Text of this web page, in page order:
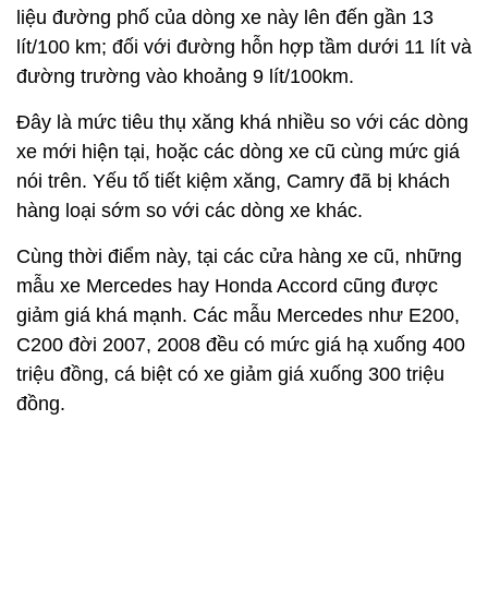
liệu đường phố của dòng xe này lên đến gần 13
lít/100 km; đối với đường hỗn hợp tầm dưới 11 lít và
đường trường vào khoảng 9 lít/100km.
Đây là mức tiêu thụ xăng khá nhiều so với các dòng
xe mới hiện tại, hoặc các dòng xe cũ cùng mức giá
nói trên. Yếu tố tiết kiệm xăng, Camry đã bị khách
hàng loại sớm so với các dòng xe khác.
Cùng thời điểm này, tại các cửa hàng xe cũ, những
mẫu xe Mercedes hay Honda Accord cũng được
giảm giá khá mạnh. Các mẫu Mercedes như E200,
C200 đời 2007, 2008 đều có mức giá hạ xuống 400
triệu đồng, cá biệt có xe giảm giá xuống 300 triệu
đồng.